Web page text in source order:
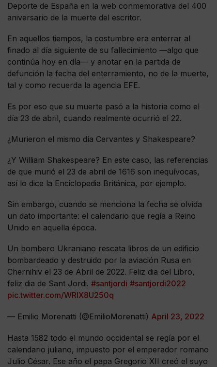
Deporte de España en la web conmemorativa del 400
aniversario de la muerte del escritor.
En aquellos tiempos, la costumbre era enterrar al
finado al día siguiente de su fallecimiento —algo que
continúa hoy en día— y anotar en la partida de
defunción la fecha del enterramiento, no de la muerte,
tal y como recuerda la agencia EFE.
Es por eso que su muerte pasó a la historia como el
día 23 de abril, cuando realmente ocurrió el 22.
¿Murieron el mismo día Cervantes y Shakespeare?
¿Y William Shakespeare? En este caso, las referencias
de que murió el 23 de abril de 1616 son inequívocas,
así lo dice la Enciclopedia Británica, por ejemplo.
Sin embargo, cuando se menciona la fecha se olvida
un dato importante: el calendario que regía a Reino
Unido en aquella época.
Un bombero Ukraniano rescata libros de un edificio
bombardeado y destruido por la aviación Rusa en
Chernihiv el 23 de Abril de 2022. Feliz dia del Libro,
feliz dia de Sant Jordi. #santjordi #santjordi2022
pic.twitter.com/WRIX8U250q
— Emilio Morenatti (@EmilioMorenatti) April 23, 2022
Hasta 1582 todo el mundo occidental se regía por el
calendario juliano, impuesto por el emperador romano
Julio César. Ese año el papa Gregorio XII creó el suyo